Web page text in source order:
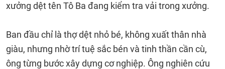
xưởng dệt tên Tô Ba đang kiểm tra vải trong xưởng.
Ban đầu chỉ là thợ dệt nhỏ bé, không xuất thân nhà
giàu, nhưng nhờ trí tuệ sắc bén và tinh thần cần cù,
ông từng bước xây dựng cơ nghiệp. Ông nghiên cứu